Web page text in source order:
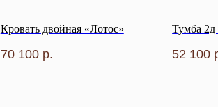
Кровать двойная «Лотос»
70 100 р.
Тумба 2д
52 100